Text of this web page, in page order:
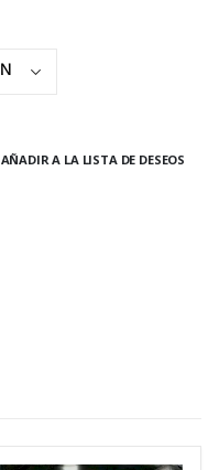
AÑADIR A LA LISTA DE DESEOS